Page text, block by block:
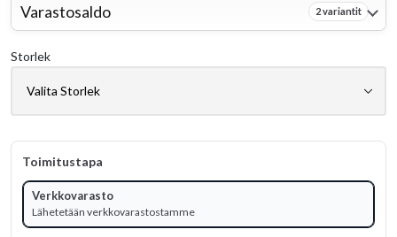
Varastosaldo 2 variantit
Storlek
Toimitustapa
Verkkovarasto
Lähetetään verkkovarastostamme